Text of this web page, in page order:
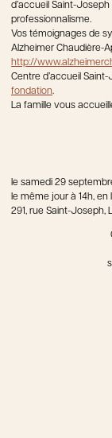
d’accueil Saint-
professionnalisme.
Vos témoignages de
Alzheimer Chaudière-
http://
Centre d’accueil
fondation.
La famille vous
le samedi 29
le même jour à 14h, en
291, rue Saint-Joseph,